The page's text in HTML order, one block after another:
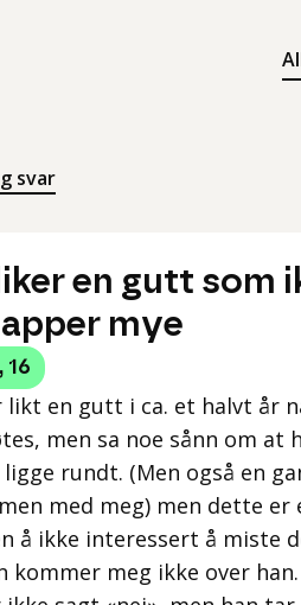
svar
en gutt som
mye
, 16
likt en gutt i ca. et halvt år
men sa noe sånn om
ligge rundt. (Men også en
med meg) men dette
å ikke interessert å miste
kommer meg ikke over